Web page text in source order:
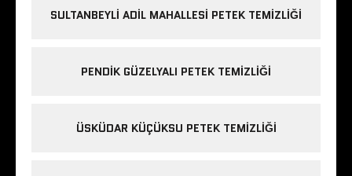
SULTANBEYLI ADIL MAHALLESI PETEK TEMIZLIĞI
PENDIK GÜZELYALI PETEK TEMIZLIĞI
ÜSKÜDAR KÜÇÜKSU PETEK TEMIZLIĞI